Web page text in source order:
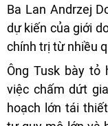
Ba Lan Andrzej
dự kiến của giới
chính trị từ nhiều
Ông Tusk bày tỏ
việc chấm dứt
hoạch lớn tái